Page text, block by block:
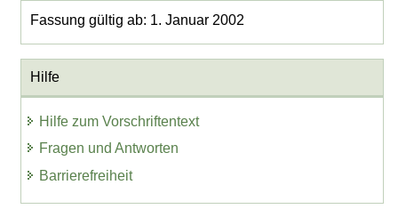
Fassung gültig ab: 1. Januar 2002
Hilfe
Hilfe zum Vorschriftentext
Fragen und Antworten
Barrierefreiheit